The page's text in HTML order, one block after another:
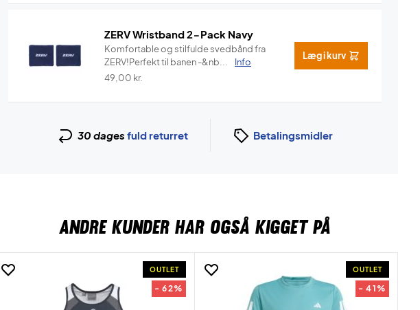
ZERV Wristband 2-Pack Navy
Komfortable og stilfulde svedbånd fra
ZERV!Perfekt til banen -&nb...
Info
49,00 kr.
Læg i kurv
30 dages fuld returret Betalingsmidler
ANDRE KUNDER HAR OGSÅ KIGGET PÅ
OUTLET
- 62%
OUTLET
- 41%